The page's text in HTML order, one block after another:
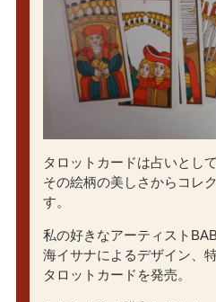
タロットカードは占いとし
その絵柄の美しさからコレ
す。
私の好きなアーティスト
海イサナによるデザイン、
タロットカードを発売。